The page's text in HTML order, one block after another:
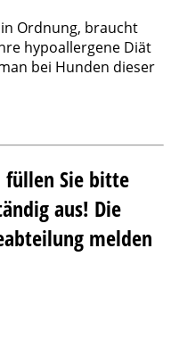
Ordnung, braucht
hypoallergene Diät
bei Hunden dieser
füllen Sie bitte
aus! Die
melden